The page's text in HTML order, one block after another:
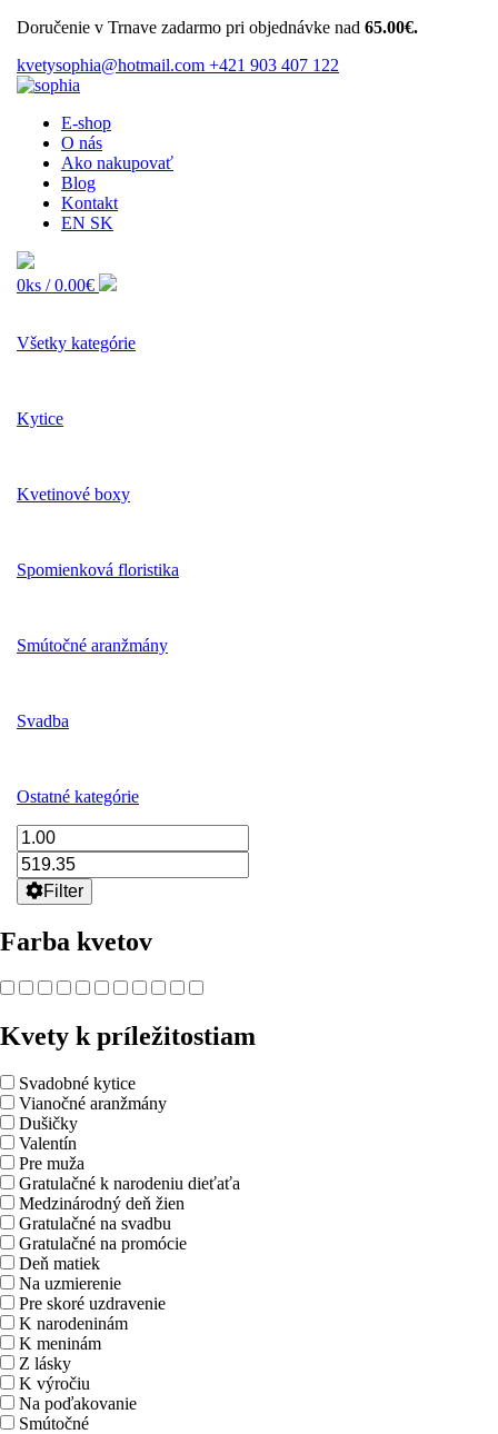
Doručenie v Trnave zadarmo pri objednávke nad 65.00€.
kvetysophia@hotmail.com +421 903 407 122
E-shop
O nás
Ako nakupovať
Blog
Kontakt
EN SK
0ks /0.00€
Všetky kategórie
Kytice
Kvetinové boxy
Spomienková floristika
Smútočné aranžmány
Svadba
Ostatné kategórie
Filter
Farba kvetov
Kvety k príležitostiam
Svadobné kytice
Vianočné aranžmány
Dušičky
Valentín
Pre muža
Gratulačné k narodeniu dieťaťa
Medzinárodný deň žien
Gratulačné na svadbu
Gratulačné na promócie
Deň matiek
Na uzmierenie
Pre skoré uzdravenie
K narodeninám
K meninám
Z lásky
K výročiu
Na poďakovanie
Smútočné